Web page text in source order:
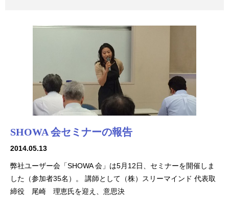
SHOWA 会セミナーの報告
2014.05.13
弊社ユーザー会「SHOWA 会」は5月12日、セミナーを開催しま
した（参加者35名）。 講師として（株）スリーマインド 代表取
締役 尾崎 理恵氏を迎え、意思決